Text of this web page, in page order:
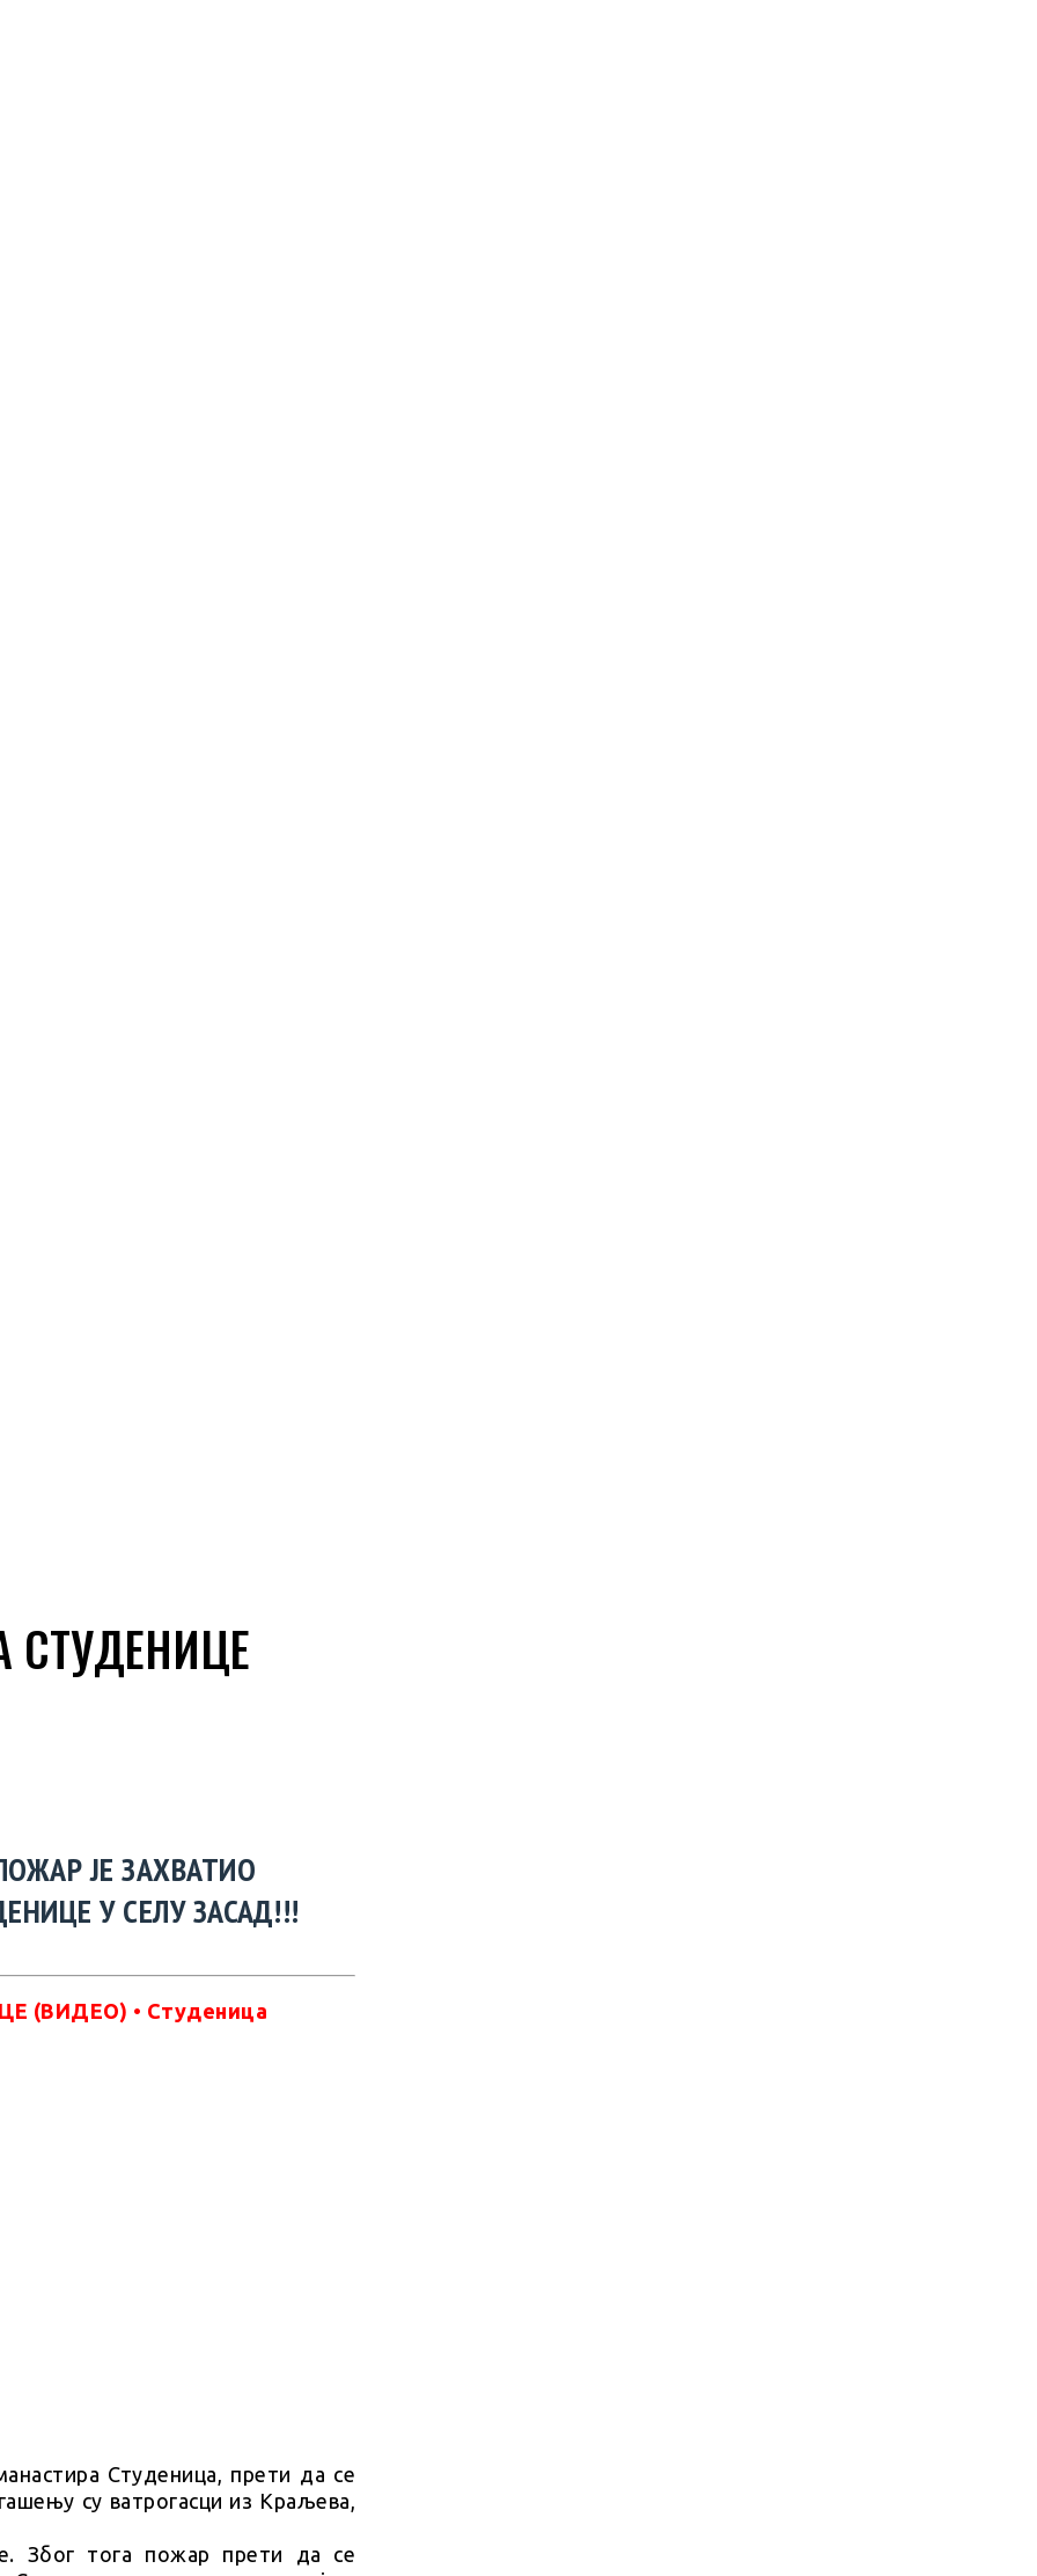
ЈЕ ЗАХВАТИО
У СЕЛУ ЗАСАД!!!
Студеница, прети да се
су ватрогасци из Краљева,
Због тога пожар прети да се